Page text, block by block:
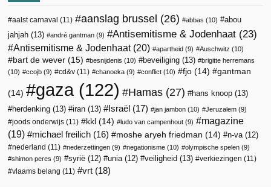
aalst carnaval (11) aanslag brussel (26) abbas (10)
abou
jahjah (13) andré gantman (9) Antisemitisme & Jodenhaat (23)
Antisemitisme & Jodenhaat(20) apartheid (9) Auschwitz (10)
bart de wever (15) besnijdenis (10) beveiliging (13)
brigitte herremans
(10)
ccojb (9) cd&v (11) chanoeka (9) conflict (10) fjo (14) gantman
(14) gaza (122) Hamas (27) hans knoop (13)
herdenking (13) iran (13) Israël (17) jan jambon (10) Jeruzalem (9)
joods onderwijs (11) kkl (14) ludo van campenhout (9)
magazine
(19)
michael freilich (16) moshe aryeh friedman (14) n-va (12)
nederland (11) nederzettingen (9) negationisme (10) olympische spelen (9)
shimon peres (9) syrië (12) unia (12) veiligheid (13) verkiezingen (11)
vlaams belang (11) vrt (18)